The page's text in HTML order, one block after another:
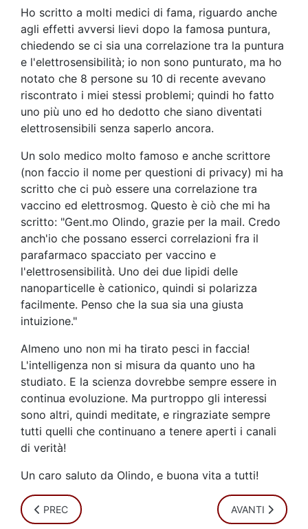
Ho scritto a molti medici di fama, riguardo anche
agli effetti avversi lievi dopo la famosa puntura,
chiedendo se ci sia una correlazione tra la puntura
e l'elettrosensibilità; io non sono punturato, ma ho
notato che 8 persone su 10 di recente avevano
riscontrato i miei stessi problemi; quindi ho fatto
uno più uno ed ho dedotto che siano diventati
elettrosensibili senza saperlo ancora.
Un solo medico molto famoso e anche scrittore
(non faccio il nome per questioni di privacy) mi ha
scritto che ci può essere una correlazione tra
vaccino ed elettrosmog. Questo è ciò che mi ha
scritto: "Gent.mo Olindo, grazie per la mail. Credo
anch'io che possano esserci correlazioni fra il
parafarmaco spacciato per vaccino e
l'elettrosensibilità. Uno dei due lipidi delle
nanoparticelle è cationico, quindi si polarizza
facilmente. Penso che la sua sia una giusta
intuizione."
Almeno uno non mi ha tirato pesci in faccia!
L'intelligenza non si misura da quanto uno ha
studiato. E la scienza dovrebbe sempre essere in
continua evoluzione. Ma purtroppo gli interessi
sono altri, quindi meditate, e ringraziate sempre
tutti quelli che continuano a tenere aperti i canali
di verità!
Un caro saluto da Olindo, e buona vita a tutti!
ARTICOLO PRECEDENTE: DEL BIGTREE: SCIENZA E VACCINI
PREC ARTICOLO
AVANTI